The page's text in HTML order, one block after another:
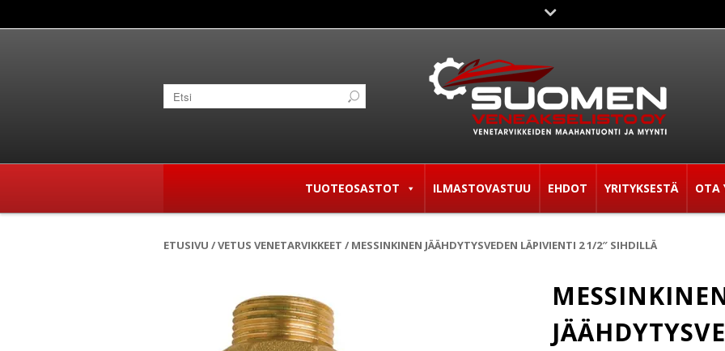
TUOTEOSASTOT ILMASTOVASTUU EHDOT YRITYKSESTÄ OTA
ETUSIVU /VETUS VENETARVIKKEET / MESSINKINEN JÄÄHDYTYSVEDEN LÄPIVIENTI 2 1/2″ SIHDILLÄ